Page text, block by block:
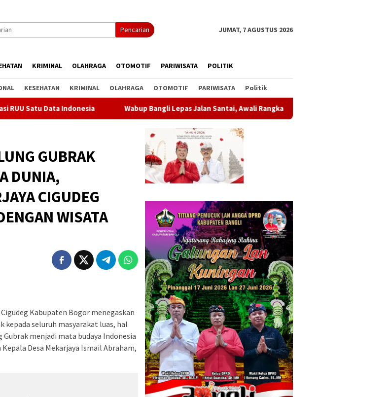
Pencarian JUMAT, 7 AGUSTUS 2026
KRIMINAL OLAHRAGA OTOMOTIF PARIWISATA POLITIK
KESEHATAN KRIMINAL OLAHRAGA OTOMOTIF PARIWISATA Politik
Wabup Bangli Lepas Jalan Santai, Awali Rangkaian Peringatan HUT ke-81 Kemerdekaan RI
GUBRAK
DUNIA,
CIGUDEG
WISATA
Kabupaten Bogor menegaskan
kepada seluruh masyarakat luas, hal
menjadi mata budaya Indonesia
Desa Mekarjaya Ismail Abraham,